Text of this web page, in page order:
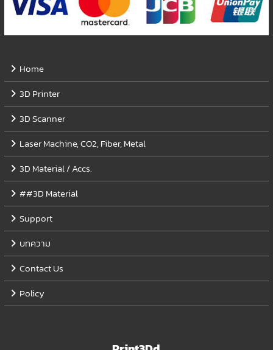
Home
3D Printer
3D Scanner
Laser Machine, CO2, Fiber, Metal
3D Material / Accs.
##3D Material
Support
บทความ
Contact Us
Policy